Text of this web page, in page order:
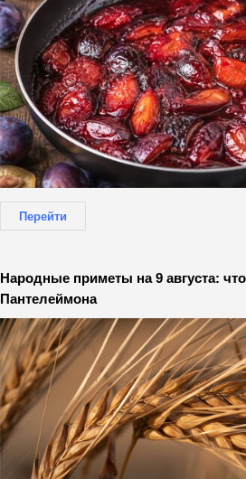
Перейти
Народные приметы на 9 августа:
Пантелеймона